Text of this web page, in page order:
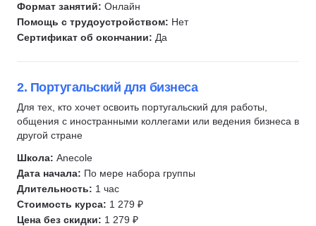
Формат занятий: Онлайн
Помощь с трудоустройством: Нет
Сертификат об окончании: Да
2. Португальский для бизнеса
Для тех, кто хочет освоить португальский для работы,
общения с иностранными коллегами или ведения бизнеса в
другой стране
Школа: Anecole
Дата начала: По мере набора группы
Длительность: 1 час
Стоимость курса: 1 279 ₽
Цена без скидки: 1 279 ₽